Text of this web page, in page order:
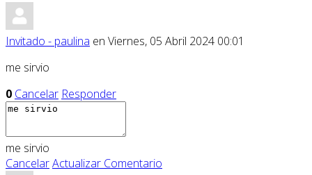
Invitado - paulina en Viernes, 05 Abril 2024 00:01
me sirvio
0 Cancelar Responder
me sirvio
CancelarActualizar Comentario